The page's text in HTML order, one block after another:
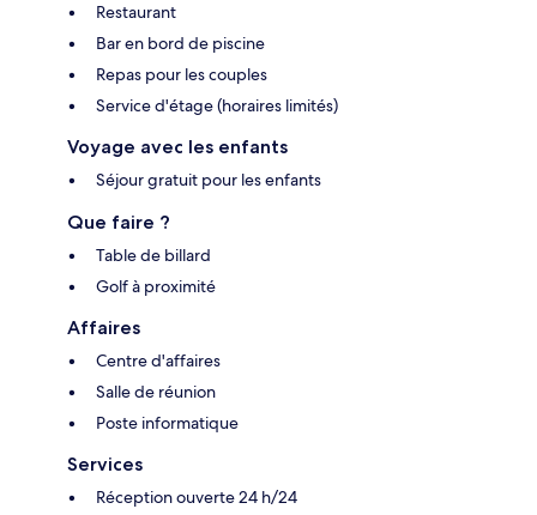
Restaurant
Bar en bord de piscine
Repas pour les couples
Service d'étage (horaires limités)
Voyage avec les enfants
Séjour gratuit pour les enfants
Que faire ?
Table de billard
Golf à proximité
Affaires
Centre d'affaires
Salle de réunion
Poste informatique
Services
Réception ouverte 24 h/24